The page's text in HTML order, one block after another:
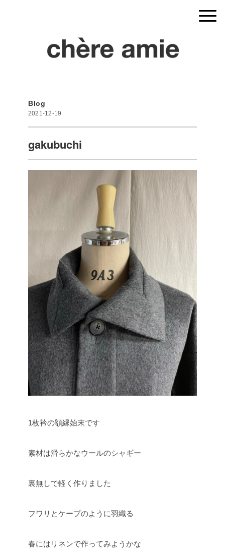
Blog
2021-12-19
gakubuchi
1枚衿の額縁始末です
素材は滑らかなウールのシャギー
裏無しで軽く作りました
フワリとケープのように羽織る
春にはリネンで作ってみようかな